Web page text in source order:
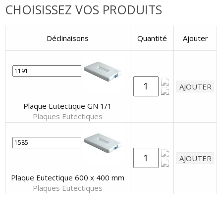
CHOISISSEZ VOS PRODUITS
Déclinaisons Quantité Ajouter
Plaque Eutectique GN 1/1
Plaques Eutectiques
Plaque Eutectique 600 x 400 mm
Plaques Eutectiques